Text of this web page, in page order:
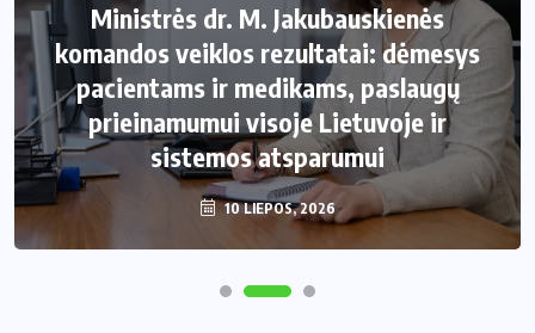
Ministrės dr. M. Jakubauskienės
komandos veiklos rezultatai: dėmesys
pacientams ir medikams, paslaugų
prieinamumui visoje Lietuvoje ir
sistemos atsparumui
10 LIEPOS, 2026